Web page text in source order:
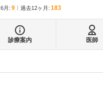
6月 : 9 過去12ヶ月: 183
診療案内 医師